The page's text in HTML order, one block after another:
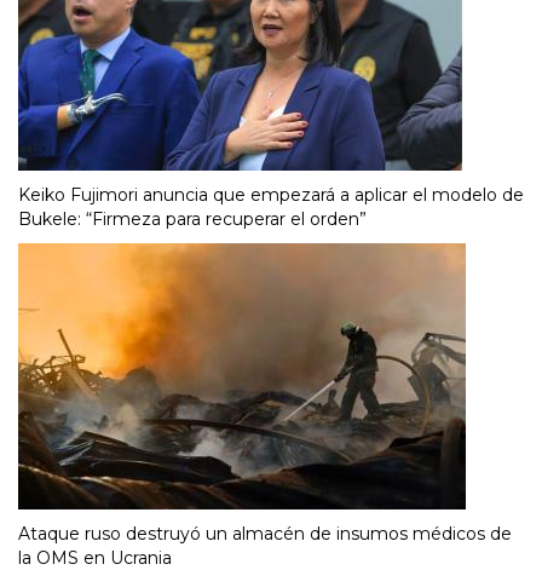
Keiko Fujimori anuncia que empezará a aplicar el modelo de
Bukele: “Firmeza para recuperar el orden”
Ataque ruso destruyó un almacén de insumos médicos de
la OMS en Ucrania